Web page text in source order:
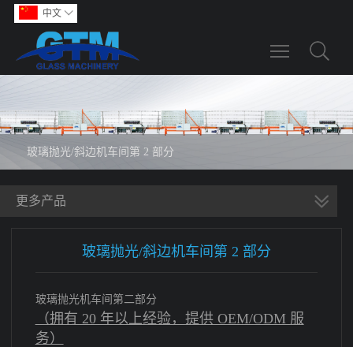
中文 
Toggle
玻璃抛光/斜边机车间第 2 部分
更多产品
玻璃抛光/斜边机车间第 2 部分
玻璃抛光机车间第二部分
（拥有 20 年以上经验，提供 OEM/ODM 服
务）